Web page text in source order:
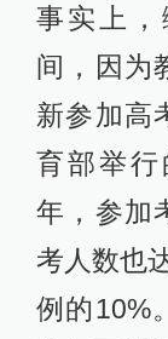
事实上
间，因为
新参加高
育部举
年，参加
考人数也
例的10%